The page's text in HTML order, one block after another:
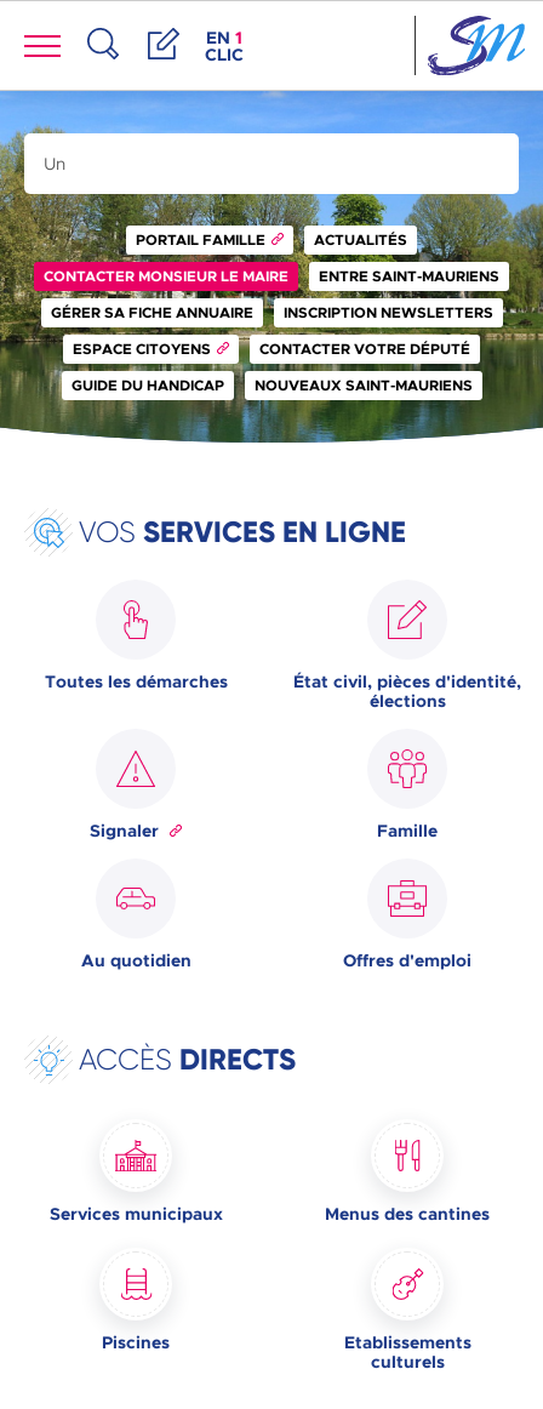
Menu ACCÈS DE LA FENÊTRE DES
EN 1
CLIC
Rechercher sur le site
PORTAIL FAMILLE
ACTUALITÉS
CONTACTER MONSIEUR LE MAIRE
ENTRE SAINT-MAURIENS
GÉRER SA FICHE ANNUAIRE
INSCRIPTION NEWSLETTERS
ESPACE CITOYENS
CONTACTER VOTRE DÉPUTÉ
GUIDE DU HANDICAP
NOUVEAUX SAINT-MAURIENS
VOS SERVICES EN LIGNE
Toutes les démarches
État civil, pièces d'identité,
élections
Signaler Famille
Au quotidien Offres d'emploi
ACCÈS DIRECTS
Services municipaux Menus des cantines
Piscines
Etablissements
culturels
Panneau de gestion des cookies